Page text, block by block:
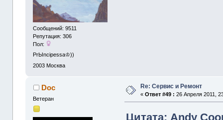
Сообщений: 9511
Репутация: 306
Пол:
PrЫncipessa♔))
2003 Москва
Doc
Ветеран
Re: Сервис и Ремонт
«Ответ #49 : 26 Апреля 2011,
Цитата: Andy